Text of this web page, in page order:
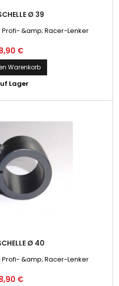
Ø 39
&amp; Racer-Lenker
€
Warenkorb
Lager
Ø 40
&amp; Racer-Lenker
€